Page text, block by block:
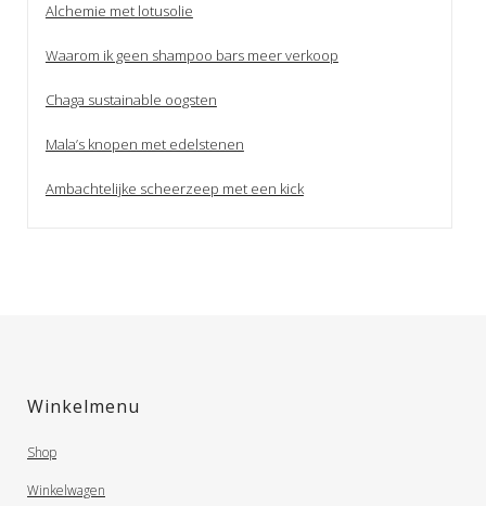
Alchemie met lotusolie
Waarom ik geen shampoo bars meer verkoop
Chaga sustainable oogsten
Mala’s knopen met edelstenen
Ambachtelijke scheerzeep met een kick
Winkelmenu
Shop
Winkelwagen